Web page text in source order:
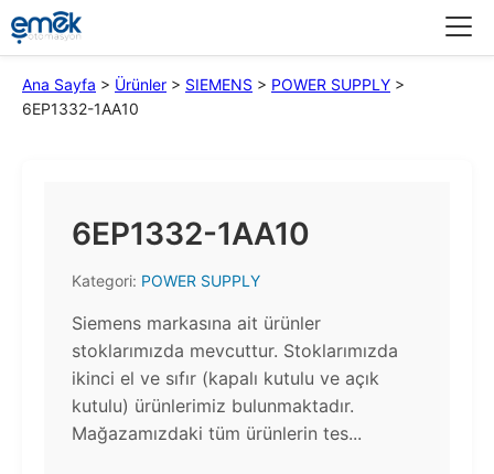
Ana Sayfa > Ürünler > SIEMENS > POWER SUPPLY >
6EP1332-1AA10
6EP1332-1AA10
Kategori: POWER SUPPLY
Siemens markasına ait ürünler
stoklarımızda mevcuttur. Stoklarımızda
ikinci el ve sıfır (kapalı kutulu ve açık
kutulu) ürünlerimiz bulunmaktadır.​
Mağazamızdaki tüm ürünlerin tes...